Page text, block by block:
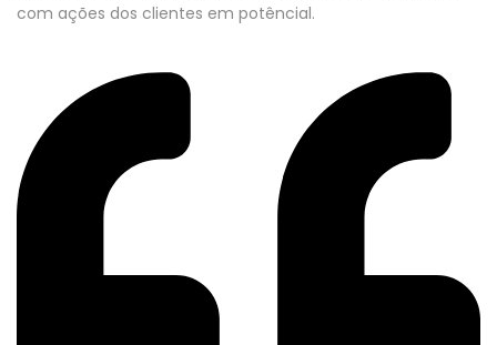
com ações dos clientes em potêncial.